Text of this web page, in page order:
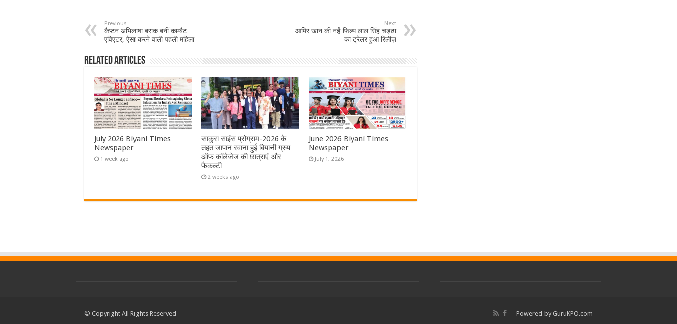
Previous
कैप्टन अभिलाषा बराक बनीं काम्बैट
एविएटर, ऐसा करने वाली पहली महिला
Next
आमिर खान की नई फिल्म लाल सिंह चड्ढा
का ट्रेलर हुआ रिलीज़
Related Articles
July 2026 Biyani Times
Newspaper
1 week ago
साकुरा साइंस प्रोग्राम-2026 के
तहत जापान रवाना हुई बियानी ग्रुप
ऑफ कॉलेजेज की छात्राएं और
फैकल्टी
2 weeks ago
June 2026 Biyani Times
Newspaper
July 1, 2026
Powered by GuruKPO.com
© Copyright All Rights Reserved